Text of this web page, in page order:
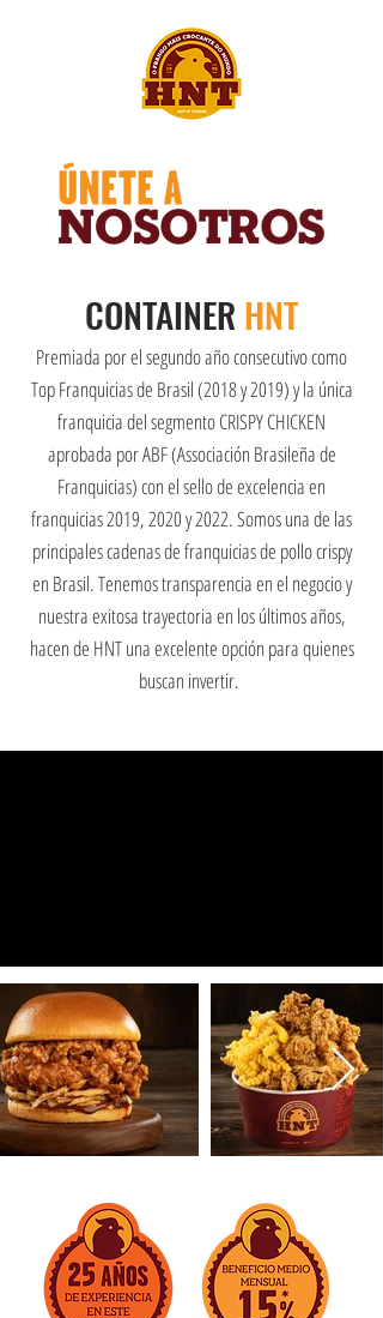
CONTAINER HNT
Premiada por el segundo año consecutivo como
Top Franquicias de Brasil (2018 y 2019) y la única
franquicia del segmento CRISPY CHICKEN
aprobada por ABF (Associación Brasileña de
Franquicias) con el sello de excelencia en
franquicias 2019, 2020 y 2022. Somos una de las
principales cadenas de franquicias de pollo crispy
en Brasil. Tenemos transparencia en el negocio y
nuestra exitosa trayectoria en los últimos años,
hacen de HNT una excelente opción para quienes
buscan invertir.